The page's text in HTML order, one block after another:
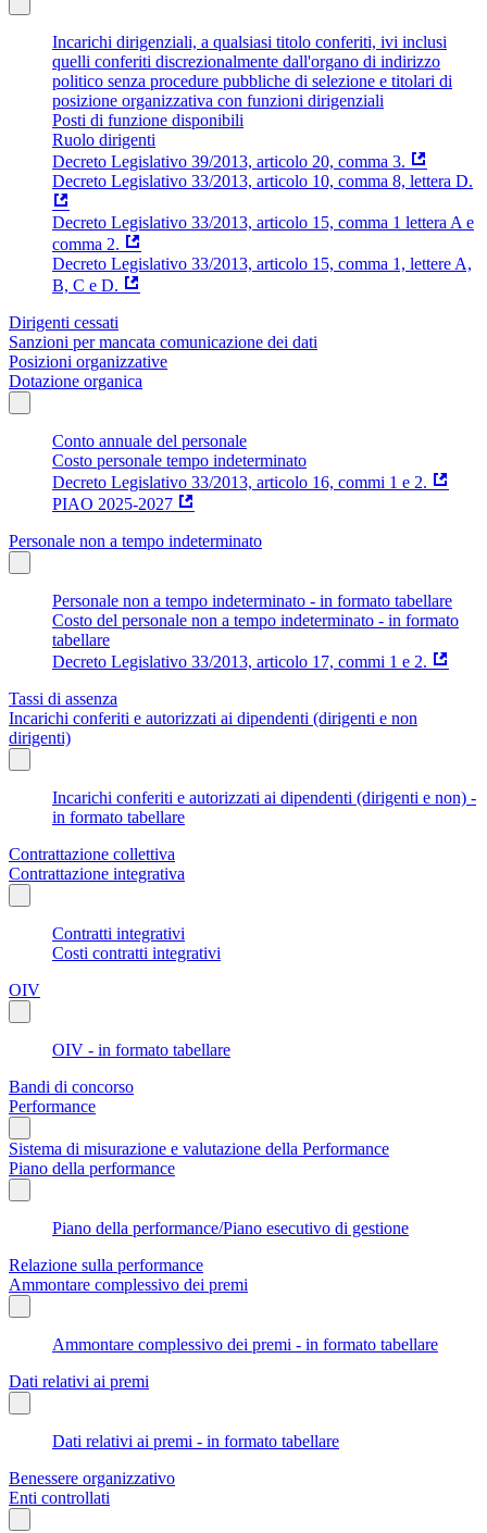
Incarichi dirigenziali, a qualsiasi titolo conferiti, ivi inclusi
quelli conferiti discrezionalmente dall'organo di indirizzo
politico senza procedure pubbliche di selezione e titolari di
posizione organizzativa con funzioni dirigenziali
Posti di funzione disponibili
Ruolo dirigenti
Decreto Legislativo 39/2013, articolo 20, comma 3.
Decreto Legislativo 33/2013, articolo 10, comma 8, lettera D.
Decreto Legislativo 33/2013, articolo 15, comma 1 lettera A e
comma 2.
Decreto Legislativo 33/2013, articolo 15, comma 1, lettere A,
B, C e D.
Dirigenti cessati
Sanzioni per mancata comunicazione dei dati
Posizioni organizzative
Dotazione organica
Conto annuale del personale
Costo personale tempo indeterminato
Decreto Legislativo 33/2013, articolo 16, commi 1 e 2.
PIAO 2025-2027
Personale non a tempo indeterminato
Personale non a tempo indeterminato - in formato tabellare
Costo del personale non a tempo indeterminato - in formato
tabellare
Decreto Legislativo 33/2013, articolo 17, commi 1 e 2.
Tassi di assenza
Incarichi conferiti e autorizzati ai dipendenti (dirigenti e non
dirigenti)
Incarichi conferiti e autorizzati ai dipendenti (dirigenti e non) -
in formato tabellare
Contrattazione collettiva
Contrattazione integrativa
Contratti integrativi
Costi contratti integrativi
OIV
OIV - in formato tabellare
Bandi di concorso
Performance
Sistema di misurazione e valutazione della Performance
Piano della performance
Piano della performance/Piano esecutivo di gestione
Relazione sulla performance
Ammontare complessivo dei premi
Ammontare complessivo dei premi - in formato tabellare
Dati relativi ai premi
Dati relativi ai premi - in formato tabellare
Benessere organizzativo
Enti controllati